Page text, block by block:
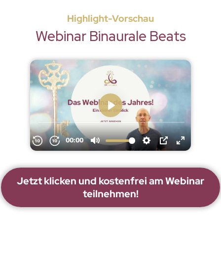
Highlight-Vorschau
Webinar Binaurale Beats
Jetzt klicken und kostenfrei am Webinar
teilnehmen!